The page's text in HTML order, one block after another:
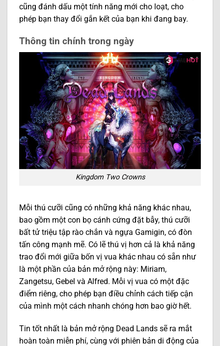
cũng đánh dấu một tính năng mới cho loạt, cho
phép bạn thay đổi gắn kết của bạn khi đang bay.
Thông tin chính trong ngày
Kingdom Two Crowns
Mỗi thú cưỡi cũng có những khả năng khác nhau,
bao gồm một con bọ cánh cứng đặt bẫy, thú cưỡi
bất tử triệu tập rào chắn và ngựa Gamigin, có đòn
tấn công mạnh mẽ. Có lẽ thú vị hơn cả là khả năng
trao đổi mới giữa bốn vị vua khác nhau có sẵn như
là một phần của bản mở rộng này: Miriam,
Zangetsu, Gebel và Alfred. Mỗi vị vua có một đặc
điểm riêng, cho phép bạn điều chỉnh cách tiếp cận
của mình một cách nhanh chóng hơn bao giờ hết.
Tin tốt nhất là bản mở rộng Dead Lands sẽ ra mắt
hoàn toàn miễn phí, cùng với phiên bản di động của